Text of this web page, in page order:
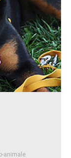
animale